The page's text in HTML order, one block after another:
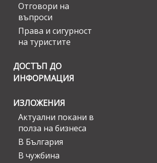
Отговори на
въпроси
Права и сигурност
на туристите
ДОСТЪП ДО
ИНФОРМАЦИЯ
ИЗЛОЖЕНИЯ
Актуални покани в
полза на бизнеса
В България
В чужбина